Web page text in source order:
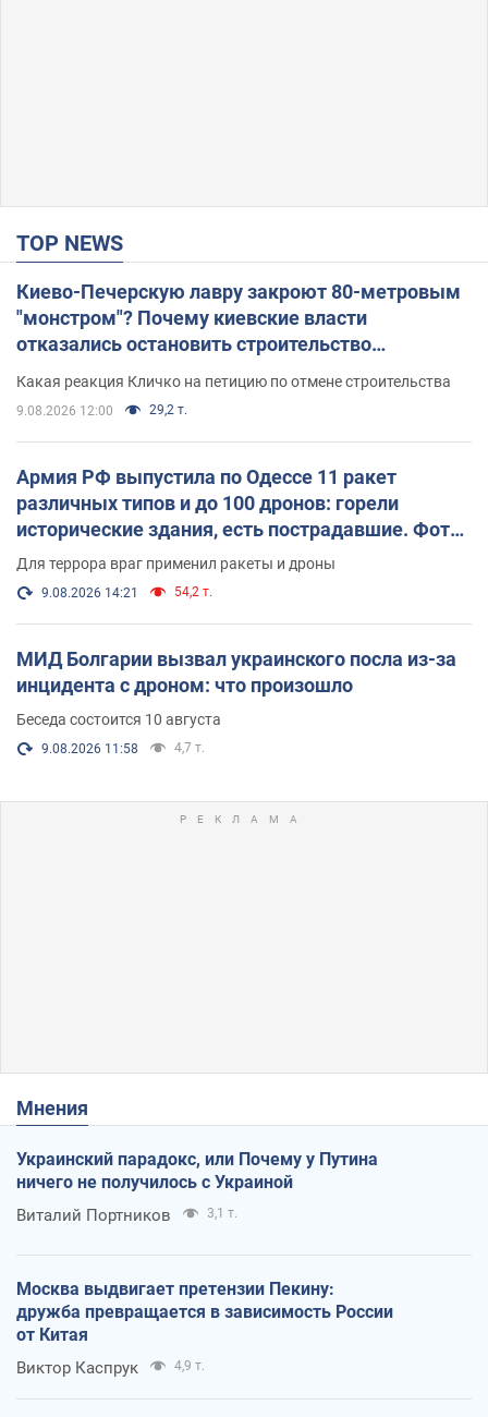
TOP NEWS
Киево-Печерскую лавру закроют 80-метровым
"монстром"? Почему киевские власти
отказались остановить строительство
небоскреба "московского верующего"
Какая реакция Кличко на петицию по отмене строительства
9.08.2026 12:00 29,2 т.
Армия РФ выпустила по Одессе 11 ракет
различных типов и до 100 дронов: горели
исторические здания, есть пострадавшие. Фото
и видео
Для террора враг применил ракеты и дроны
9.08.2026 14:21 54,2 т.
МИД Болгарии вызвал украинского посла из-за
инцидента с дроном: что произошло
Беседа состоится 10 августа
9.08.2026 11:58 4,7 т.
Мнения
Украинский парадокс, или Почему у Путина
ничего не получилось с Украиной
Виталий Портников 3,1 т.
Москва выдвигает претензии Пекину:
дружба превращается в зависимость России
от Китая
Виктор Каспрук 4,9 т.